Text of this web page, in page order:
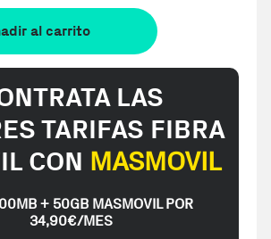
al carrito
LAS
TARIFAS FIBRA
CON MASMOVIL
+ 50GB MASMOVIL POR
34,90€/MES